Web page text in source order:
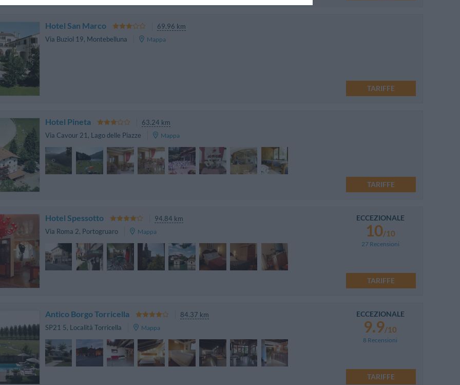
Hotel San Marco
69.96 km
Via Buziol 19, Montebelluna Mappa
TARIFFE
Hotel Pineta
63.24 km
Via Cavour 21 , Lago delle Piazze Mappa
TARIFFE
Hotel Spessotto
94.84 km
Via Roma 2, Portogruaro Mappa
ECCEZIONALE
10/10
27 Recensioni
TARIFFE
Antico Borgo Torricella
84.37 km
SP21 5, Località Torricella Mappa
ECCEZIONALE
9.9/10
8 Recensioni
TARIFFE